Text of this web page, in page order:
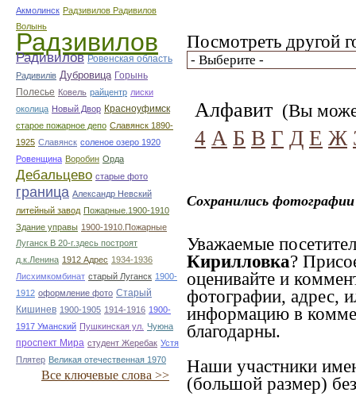
Акмолинск Радзивилов Радивилов
Волынь
Радзивилов
Радивилов Ровенская область
Радивилiв Дубровица Горынь
Полесье Ковель райцентр лиски
околица Новый Двор Красноуфимск
старое пожарное депо Славянск 1890-
1925 Славянск соленое озеро 1920
Ровенщина Воробин Орда
Дебальцево старые фото
граница Александр Невский
литейный завод Пожарные.1900-1910
Здание управы 1900-1910.Пожарные
Луганск В 20-г.здесь построят
д.к.Ленина 1912 Адрес 1934-1936
Лисхимкомбинат старый Луганск 1900-
1912 оформление фото Старый
Кишинев 1900-1905 1914-1916 1900-
1917 Уманский Пушкинская ул. Чуюна
проспект Мира студент Жеребак Устя
Плятер Великая отечественная 1970
Все ключевые слова >>
Посмотреть другой
Алфавит (Вы
4 А Б В Г Д Е Ж
Сохранились
Уважаемые
Кирилловка?
оценивайте и
фотографии, адрес,
информацию в
благодарны.
Наши участники
(большой размер)